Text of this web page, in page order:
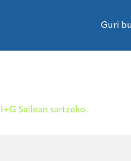
Guri
Sailean sartzeko